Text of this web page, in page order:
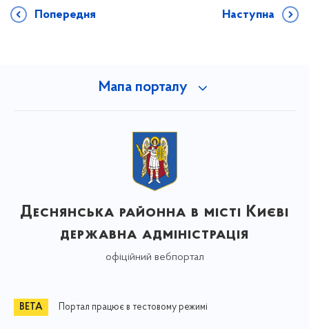
Попередня Наступна
Мапа порталу
Деснянська районна в місті Києві
державна адміністрація
офіційний вебпортал
Портал працює в тестовому режимі